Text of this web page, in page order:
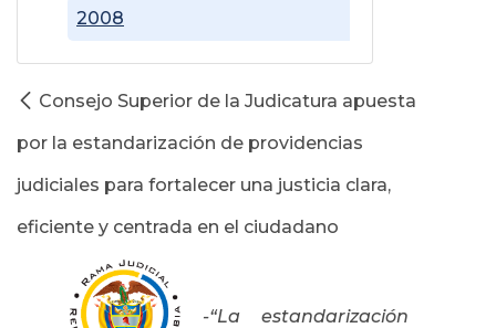
2008
Consejo Superior de la Judicatura apuesta
por la estandarización de providencias
judiciales para fortalecer una justicia clara,
eficiente y centrada en el ciudadano
-“La estandarización